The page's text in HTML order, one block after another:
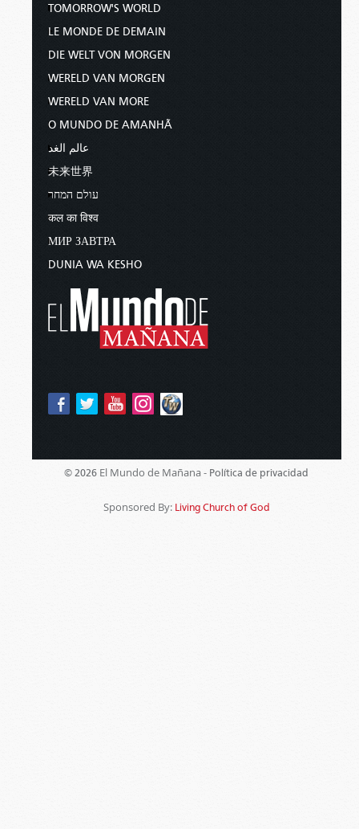
TOMORROW'S WORLD
LE MONDE DE DEMAIN
DIE WELT VON MORGEN
WERELD VAN MORGEN
WERELD VAN MORE
O MUNDO DE AMANHÃ
عالم الغد
未来世界
עולם המחר
कल का विश्व
МИР ЗАВТРА
DUNIA WA KESHO
© 2026 El Mundo de Mañana - Política de privacidad
Sponsored By: Living Church of God